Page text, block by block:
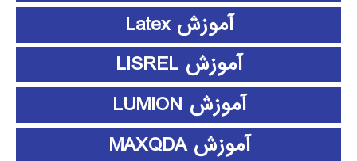
آموزش Latex
آموزش LISREL
آموزش LUMION
آموزش MAXQDA